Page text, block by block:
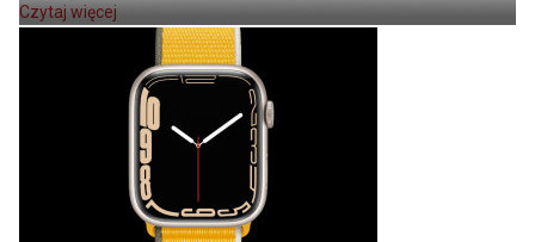
Czytaj więcej